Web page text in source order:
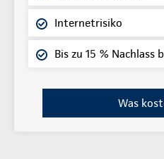
Internetrisiko
Bis zu 15 % Nachlass
Was